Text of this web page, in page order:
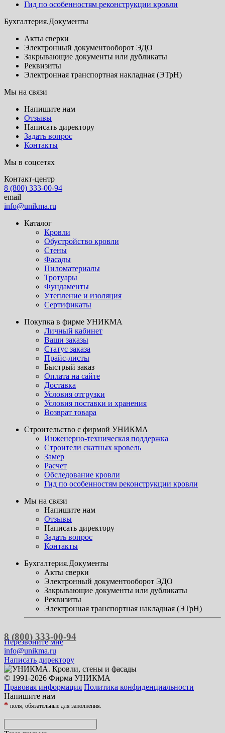
Гид по особенностям реконструкции кровли
Бухгалтерия.Документы
Акты сверки
Электронный документооборот ЭДО
Закрывающие документы или дубликаты
Реквизиты
Электронная транспортная накладная (ЭТрН)
Мы на связи
Напишите нам
Отзывы
Написать директору
Задать вопрос
Контакты
Мы в соцсетях
Контакт-центр
8 (800) 333-00-94
email
info@unikma.ru
Каталог
Кровли
Обустройство кровли
Стены
Фасады
Пиломатериалы
Тротуары
Фундаменты
Утепление и изоляция
Сертификаты
Покупка в фирме УНИКМА
Личный кабинет
Ваши заказы
Статус заказа
Прайс-листы
Быстрый заказ
Оплата на сайте
Доставка
Условия отгрузки
Условия поставки и хранения
Возврат товара
Строительство с фирмой УНИКМА
Инженерно-техническая поддержка
Строители скатных кровель
Замер
Расчет
Обследование кровли
Гид по особенностям реконструкции кровли
Мы на связи
Напишите нам
Отзывы
Написать директору
Задать вопрос
Контакты
Бухгалтерия.Документы
Акты сверки
Электронный документооборот ЭДО
Закрывающие документы или дубликаты
Реквизиты
Электронная транспортная накладная (ЭТрН)
8 (800) 333-00-94
Перезвоните мне
info@unikma.ru
Написать директору
© 1991-2026 Фирма УНИКМА
Правовая информация Политика конфиденциальности
Напишите нам
* поля, обязательные для заполнения.